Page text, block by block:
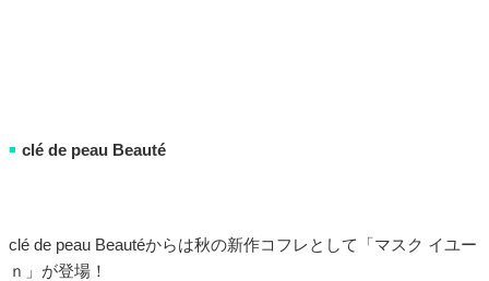
■ clé de peau Beauté
clé de peau Beautéからは秋の新作コフレとして「マスク イユー
ｎ」が登場！